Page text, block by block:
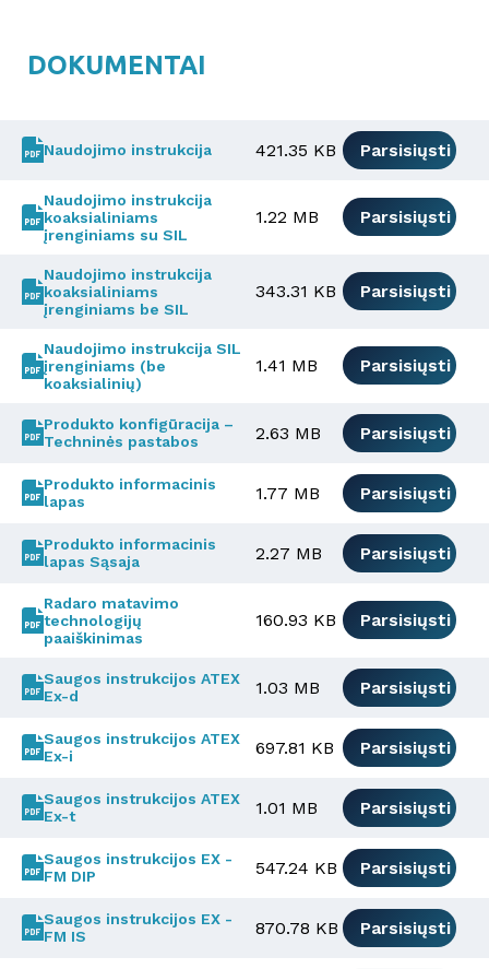
DOKUMENTAI
Naudojimo instrukcija 421.35 KB Parsisiųsti
Naudojimo instrukcija
koaksialiniams
įrenginiams su SIL
1.22 MB Parsisiųsti
Naudojimo instrukcija
koaksialiniams
įrenginiams be SIL
343.31 KB Parsisiųsti
Naudojimo instrukcija SIL
įrenginiams (be
koaksialinių)
1.41 MB Parsisiųsti
Produkto konfigūracija –
Techninės pastabos
2.63 MB Parsisiųsti
Produkto informacinis
lapas
1.77 MB Parsisiųsti
Produkto informacinis
lapas Sąsaja
2.27 MB Parsisiųsti
Radaro matavimo
technologijų
paaiškinimas
160.93 KB Parsisiųsti
Saugos instrukcijos ATEX
Ex-d
1.03 MB Parsisiųsti
Saugos instrukcijos ATEX
Ex-i
697.81 KB Parsisiųsti
Saugos instrukcijos ATEX
Ex-t
1.01 MB Parsisiųsti
Saugos instrukcijos EX -
FM DIP
547.24 KB Parsisiųsti
Saugos instrukcijos EX -
FM IS
870.78 KB Parsisiųsti